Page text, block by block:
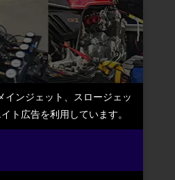
ンジェット、スロージェッ
ト広告を利用しています。